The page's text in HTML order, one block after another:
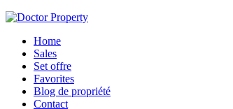
Home
Sales
Set offre
Favorites
Blog de propriété
Contact